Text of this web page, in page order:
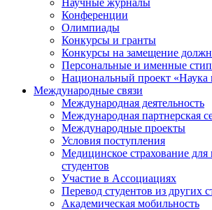
Конференции
Олимпиады
Конкурсы и гранты
Конкурсы на замещение
Персональные и именные
Национальный проект «Наука
Международные связи
Международная деятельность
Международная партнерская
Международные проекты
Условия поступления
Медицинское страхование
студентов
Участие в Ассоциациях
Перевод студентов из других
Академическая мобильность